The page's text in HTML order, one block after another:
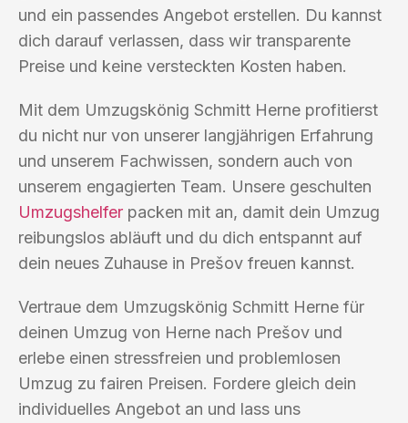
und ein passendes Angebot erstellen. Du kannst
dich darauf verlassen, dass wir transparente
Preise und keine versteckten Kosten haben.
Mit dem Umzugskönig Schmitt Herne profitierst
du nicht nur von unserer langjährigen Erfahrung
und unserem Fachwissen, sondern auch von
unserem engagierten Team. Unsere geschulten
Umzugshelfer packen mit an, damit dein Umzug
reibungslos abläuft und du dich entspannt auf
dein neues Zuhause in Prešov freuen kannst.
Vertraue dem Umzugskönig Schmitt Herne für
deinen Umzug von Herne nach Prešov und
erlebe einen stressfreien und problemlosen
Umzug zu fairen Preisen. Fordere gleich dein
individuelles Angebot an und lass uns